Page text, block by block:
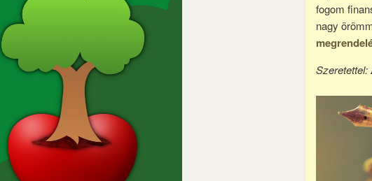
fogom
nagy
Szeretettel: